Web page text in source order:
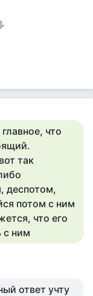
что
так
деспотом,
потом с ним
что его
с ним
ответ учту